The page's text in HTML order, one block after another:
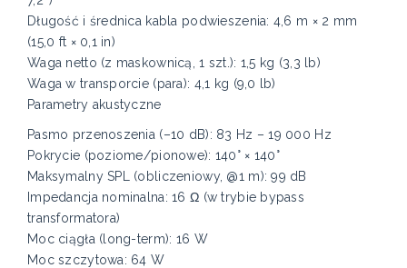
Długość i średnica kabla podwieszenia: 4,6 m × 2 mm
(15,0 ft × 0,1 in)
Waga netto (z maskownicą, 1 szt.): 1,5 kg (3,3 lb)
Waga w transporcie (para): 4,1 kg (9,0 lb)
Parametry akustyczne
Pasmo przenoszenia (–10 dB): 83 Hz – 19 000 Hz
Pokrycie (poziome/pionowe): 140° × 140°
Maksymalny SPL (obliczeniowy, @1 m): 99 dB
Impedancja nominalna: 16 Ω (w trybie bypass
transformatora)
Moc ciągła (long-term): 16 W
Moc szczytowa: 64 W